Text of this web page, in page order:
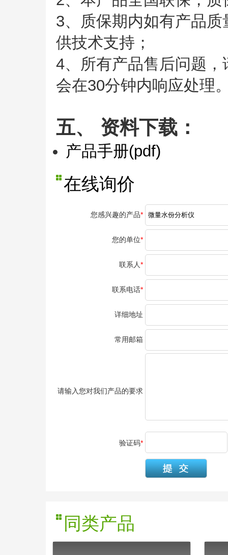
3、质保期内如有产品
供技术支持；
4、所有产品售后问题
会在30分钟内响应处理
五、 资料下载：
产品手册(pdf)
在线询价
您感兴趣的产品*
您的单位*
联系人*
联系电话*
详细地址
常用邮箱
请输入您对我们产品的要求
验证码*
同类产品